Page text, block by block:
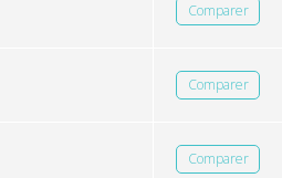
Comparer
Comparer
Comparer